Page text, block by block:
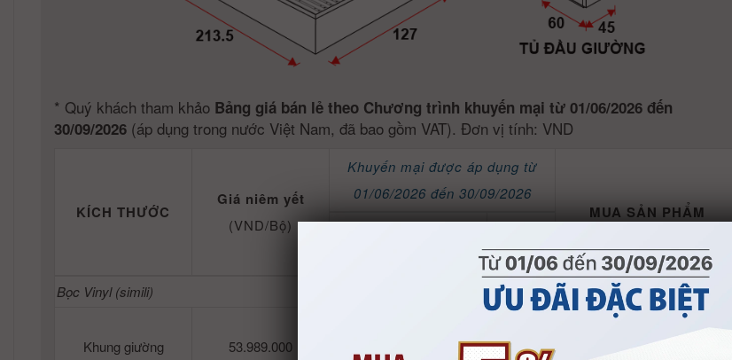
* Quý khách tham khảo Bảng giá bán lẻ theo Chương trình khuyến mại từ 01/06/2026 đến
30/09/2026 (áp dụng trong nước Việt Nam, đã bao gồm VAT). Đơn vị tính: VND
KÍCH THƯỚC
Giá niêm yết
(VND/Bộ)
Khuyến mại được áp dụng từ
01/06/2026 đến 30/09/2026
MUA SẢN PHẨM
tặng
Bọc Vinyl (simili)
Khung giường 53.989.000
Nhận thêm ưu đãi hấp dẫn
khi mua sắm online tại: